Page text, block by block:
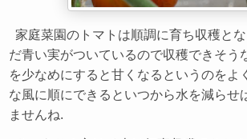
家庭菜園のトマトは順調に育ち収穫と
だ青い実がついているので収穫できそう
を少なめにすると甘くなるというのをよ
な風に順にできるといつから水を減らせ
ませんね.